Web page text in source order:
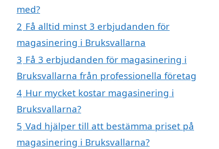
med?
2 Få alltid minst 3 erbjudanden för
magasinering i Bruksvallarna
3 Få 3 erbjudanden för magasinering i
Bruksvallarna från professionella företag
4 Hur mycket kostar magasinering i
Bruksvallarna?
5 Vad hjälper till att bestämma priset på
magasinering i Bruksvallarna?